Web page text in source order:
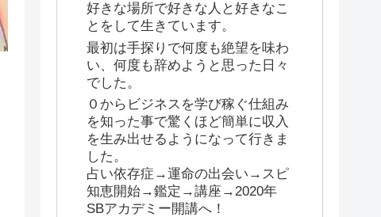
好きな場所で好きな人と好きなこ
とをして生きています。
最初は手探りで何度も絶望を味わ
い、何度も辞めようと思った日々
でした。
０からビジネスを学び稼ぐ仕組み
を知った事で驚くほど簡単に収入
を生み出せるようになって行きま
した。
占い依存症→運命の出会い→スピ
知恵開始→鑑定→講座→2020年
SBアカデミー開講へ！